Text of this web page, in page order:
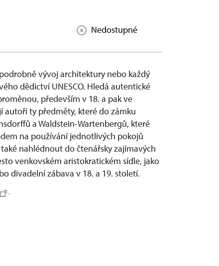
Nedostupné
vývoj architektury nebo každý
dědictví UNESCO. Hledá autentické
především v 18. a pak ve
autoři ty předměty, které do zámku
a Waldstein-Wartenbergů, které
na používání jednotlivých pokojů
nahlédnout do čtenářsky zajímavých
venkovském aristokratickém sídle, jako
divadelní zábava v 18. a 19. století.
.